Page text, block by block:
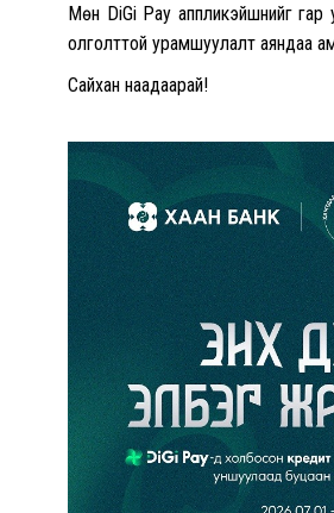
Мөн DiGi Pay аппликэйшнийг гар
олголттой урамшуулалт аяндаа
Сайхан наадаарай!